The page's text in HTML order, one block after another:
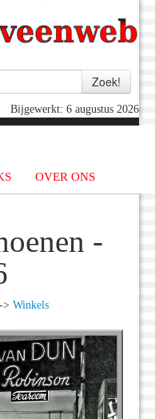
Bijgewerkt: 6 augustus 2026
OVER ONS
-
Winkels